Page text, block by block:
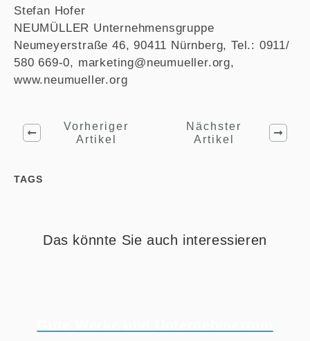
Stefan Hofer
NEUMÜLLER Unternehmensgruppe
Neumeyerstraße 46, 90411 Nürnberg, Tel.: 0911/
580 669-0, marketing@neumueller.org,
www.neumueller.org
Vorheriger
Artikel
Nächster
Artikel
TAGS
Das könnte Sie auch interessieren